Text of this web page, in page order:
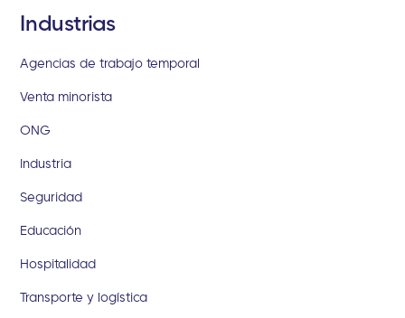
Industrias
Agencias de trabajo temporal
Venta minorista
ONG
Industria
Seguridad
Educación
Hospitalidad
Transporte y logística